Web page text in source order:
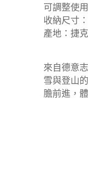
可調整使
收納尺寸
產地：捷克
來自德意
雪與登山
膽前進，